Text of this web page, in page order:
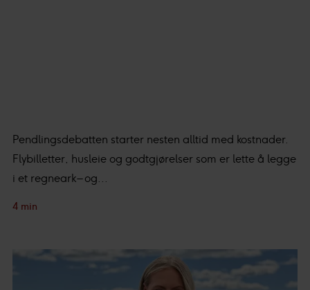
Pendlingsdebatten starter nesten alltid med kostnader.
Flybilletter, husleie og godtgjørelser som er lette å legge
i et regneark – og...
4 min